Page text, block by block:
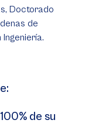
Doctorado
de
de su